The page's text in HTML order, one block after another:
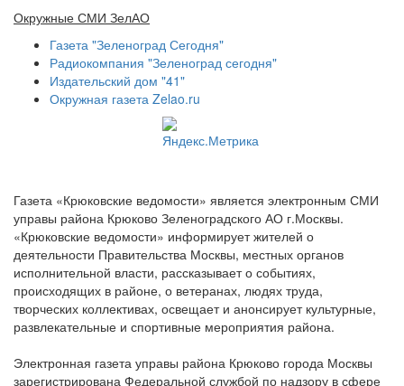
Окружные СМИ ЗелАО
Газета "Зеленоград Сегодня"
Радиокомпания "Зеленоград сегодня"
Издательский дом "41"
Окружная газета Zelao.ru
Газета «Крюковские ведомости» является электронным СМИ
управы района Крюково Зеленоградского АО г.Москвы.
«Крюковские ведомости» информирует жителей о
деятельности Правительства Москвы, местных органов
исполнительной власти, рассказывает о событиях,
происходящих в районе, о ветеранах, людях труда,
творческих коллективах, освещает и анонсирует культурные,
развлекательные и спортивные мероприятия района.
Электронная газета управы района Крюково города Москвы
зарегистрирована Федеральной службой по надзору в сфере